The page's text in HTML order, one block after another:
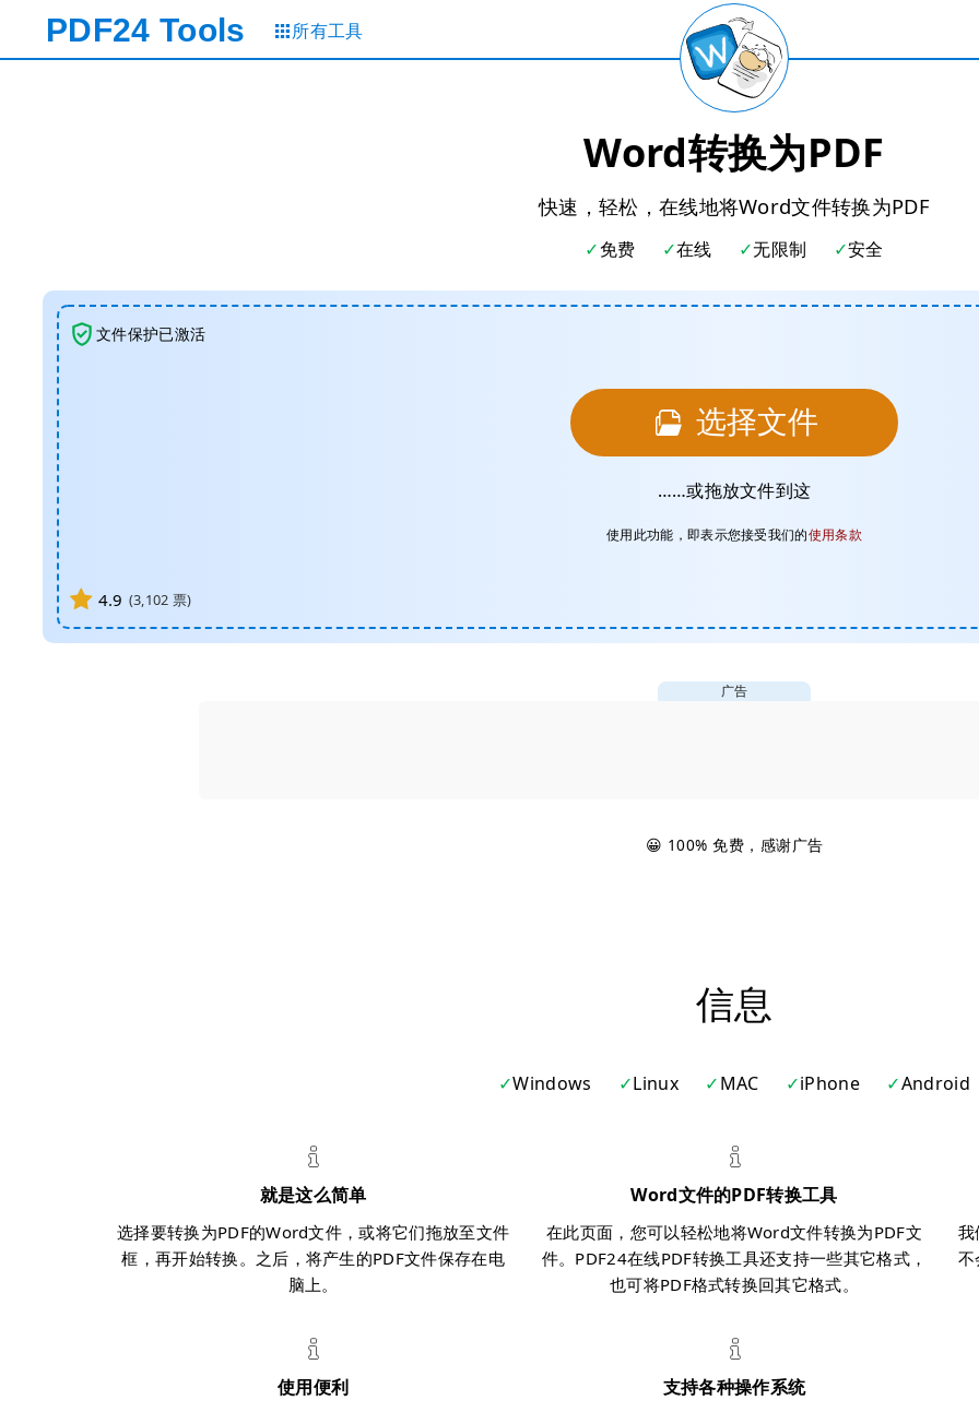
PDF24 Tools 所有工具
Word转换为PDF
快速，轻松，在线地将Word文件转换为PDF
免费 在线 无限制 安全
选择文件
……或拖放文件到这
使用此功能，即表示您接受我们的使用条款
4.9 (3,102 票)
文件保护已激活
广告
😀 100% 免费，感谢广告
信息
Windows Linux MAC iPhone Android
就是这么简单
选择要转换为PDF的Word文件，或将它们拖放至文件
框，再开始转换。之后，将产生的PDF文件保存在电
脑上。
Word文件的PDF转换工具
在此页面，您可以轻松地将Word文件转换为PDF文
件。PDF24在线PDF转换工具还支持一些其它格式，
也可将PDF格式转换回其它格式。
我
不
使用便利 支持各种操作系统